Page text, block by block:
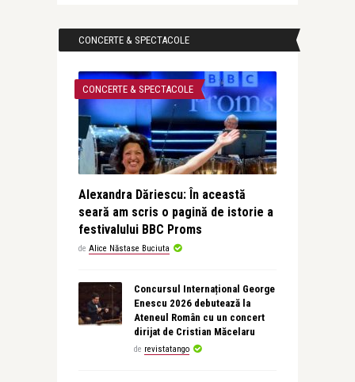
CONCERTE & SPECTACOLE
CONCERTE & SPECTACOLE
Alexandra Dăriescu: În această
seară am scris o pagină de istorie a
festivalului BBC Proms
de Alice Năstase Buciuta
Concursul Internațional George
Enescu 2026 debutează la
Ateneul Român cu un concert
dirijat de Cristian Măcelaru
de revistatango